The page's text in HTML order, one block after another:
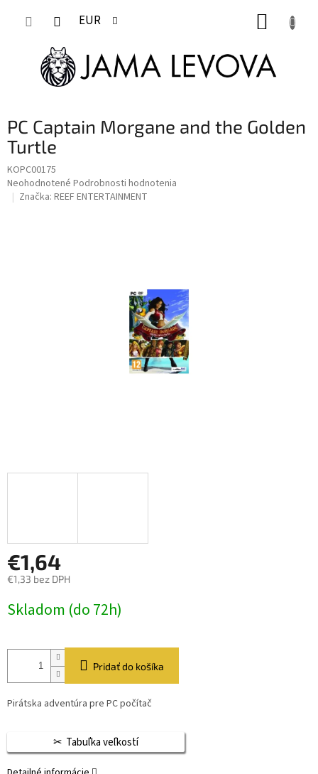
EUR
PC Captain Morgane and the Golden
Turtle
KOPC00175
Priemerné
hodnotenie
Neohodnotené Podrobnosti hodnotenia
Značka: REEF ENTERTAINMENT
€1,64
€1,33 bez DPH
cena:
Skladom (do 72h)
Pridať do košíka
Pirátska adventúra pre PC počítač
Tabuľka veľkostí